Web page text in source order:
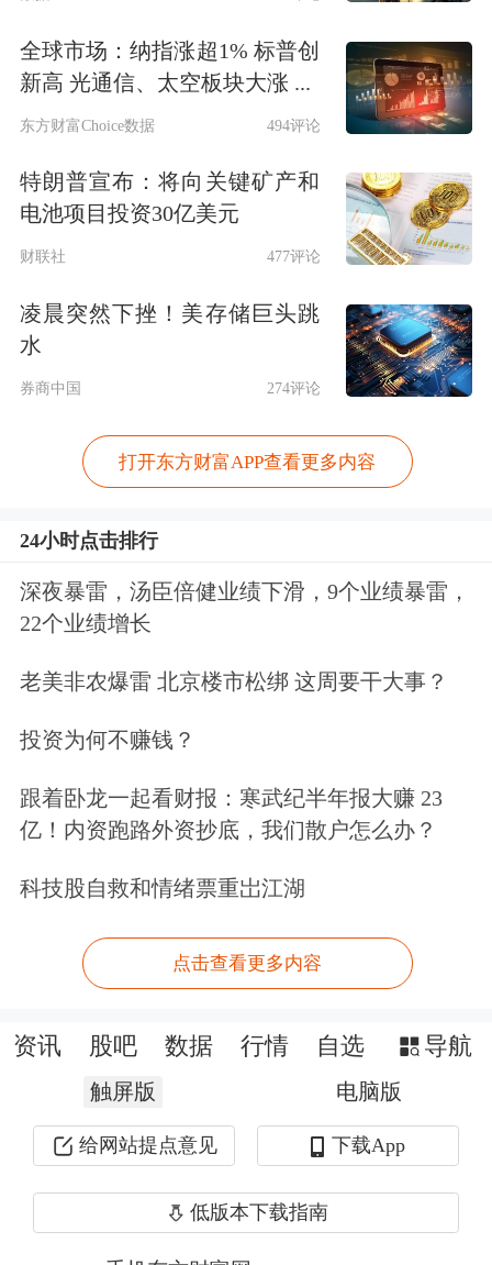
PET即为聚对苯二甲酸乙二醇酯，是热
塑性聚酯中最主要的品种，俗称涤纶树
脂，是五大工程
之一，主要用于制
造各种瓶装饮料、食品等产品的包装容
器，可以用于制造合成纤维（如涤
纶），在工程塑料、薄膜、胶带等领域
发挥着重要作用。
作为聚酯市场的一个重要部分，我国聚
2023年、2024年扩张较快，导致行业供
显示，2024年，我国聚酯瓶片行业新投
产能417万吨，总产能达2043万吨，同
比增长23%；产量约为1556万吨，同比
增长18.8%。我国聚酯瓶片产能在全球
的占比近50%。
在供应过剩的背景下，聚酯瓶片行业的
盈利能力在2022年后明显下降。截至
2025年6月24日，聚酯瓶片价差为222
由于行业盈利能力变差，产业龙头公司
开启减产。根据百川盈孚报道，2025年
6月、7月，万凯新材、逸盛石化（
石化和荣盛石化合资组建）、华润材料
等多家企业规划减产，预计共减产约
256万吨。截至2025年6月，我国聚酯瓶
全球市场：纳指涨超1% 标普创
新高 光通信、太空板块大涨 ...
东方财富Choice数据 494评论
特朗普宣布：将向关键矿产和
电池项目投资30亿美元
财联社 477评论
凌晨突然下挫！美存储巨头跳
水
券商中国 274评论
打开东方财富APP查看更多内容
24小时点击排行
深夜暴雷，汤臣倍健业绩下滑，9个业绩暴雷，
22个业绩增长
老美非农爆雷 北京楼市松绑 这周要干大事？
投资为何不赚钱？
跟着卧龙一起看财报：寒武纪半年报大赚 23
亿！内资跑路外资抄底，我们散户怎么办？
科技股自救和情绪票重岀江湖
点击查看更多内容
资讯 股吧 数据 行情 自选 导航
触屏版 电脑版
给网站提点意见 下载App
低版本下载指南